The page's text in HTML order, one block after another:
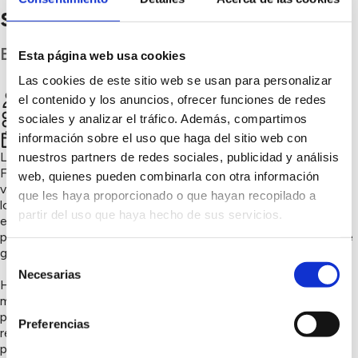
Esta página web usa cookies
Las cookies de este sitio web se usan para personalizar
el contenido y los anuncios, ofrecer funciones de redes
sociales y analizar el tráfico. Además, compartimos
información sobre el uso que haga del sitio web con
nuestros partners de redes sociales, publicidad y análisis
web, quienes pueden combinarla con otra información
que les haya proporcionado o que hayan recopilado a
partir del uso que haya hecho de sus servicios.
Selección
consentimiento
Necesarias
Preferencias
sostenibilidad
Badajoz
U.p. Valencia del Ventoso
Chatear
Sensibilización ambiental
2º trimestre 2021
La Universidad Popular junto con el Colegio Ezequiel
Fernández, ha puesto en marcha una iniciativa para poner en
valor el entorno natural y sobre todo crear conciencia entre
los más pequeños, a partir de la investigación de la dehesa
extremeña y las encinas de nuestra localidad. Una serie de
palabras autóctonas que se han ido transmitiendo a través de
generaciones.
Hemos llevado un trozo de naturaleza a la escuela y ellos
mismos han sido partícipes de esta actividad, escribiendo sus
propias palabras con definición en las bellotas de papel
reciclado que les hemos entregado. Por lo tanto hemos
promovido la, sostenibilidad, el reciclaje y ecologismo en las